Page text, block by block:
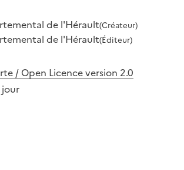
de l'Hérault(Créateur)
de l'Hérault(Éditeur)
/ Open Licence version 2.0
jour